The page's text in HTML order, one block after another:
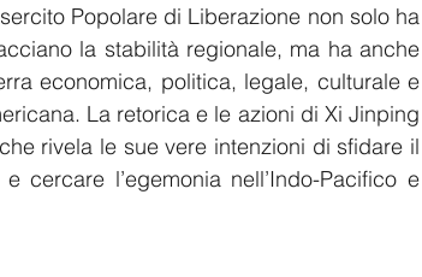
Popolare di Liberazione non solo ha
la stabilità regionale, ma ha anche
economica, politica, legale, culturale e
La retorica e le azioni di Xi Jinping
rivela le sue vere intenzioni di sfidare il
cercare l’egemonia nell’Indo-Pacifico e